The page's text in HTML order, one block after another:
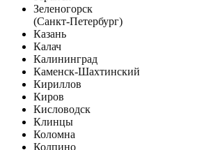
Зеленогорск
(Санкт-Петербург)
Казань
Калач
Калининград
Каменск-Шахтинский
Кириллов
Киров
Кисловодск
Клинцы
Коломна
Колпино